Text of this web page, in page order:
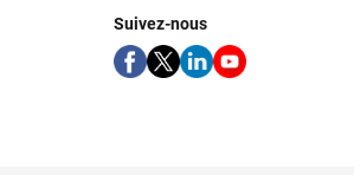
Suivez-nous